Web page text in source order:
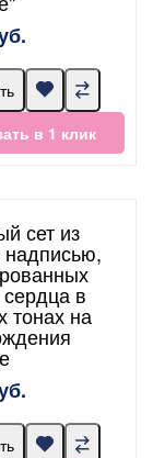
в 1 клик
сет из
надписью,
в
тонах на